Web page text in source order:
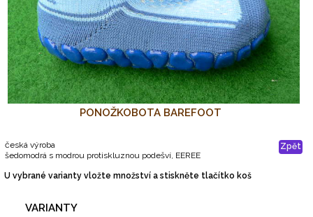
PONOŽKOBOTA BAREFOOT
Zpět
česká výroba
šedomodrá s modrou protiskluznou podešví, EEREE
U vybrané varianty vložte množství a stiskněte tlačítko koš
VARIANTY